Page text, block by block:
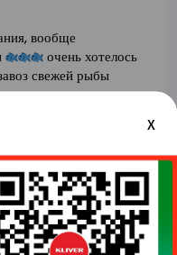
вообще
очень хотелось
свежей рыбы
магазин с полным
x